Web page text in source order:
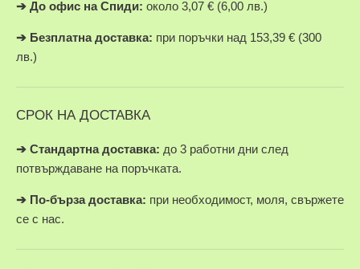
➔ До офис на Спиди: около 3,07 € (6,00 лв.)
➔ Безплатна доставка: при поръчки над 153,39 € (300
лв.)
СРОК НА ДОСТАВКА
➔ Стандартна доставка: до 3 работни дни след
потвърждаване на поръчката.
➔ По-бърза доставка: при необходимост, моля, свържете
се с нас.